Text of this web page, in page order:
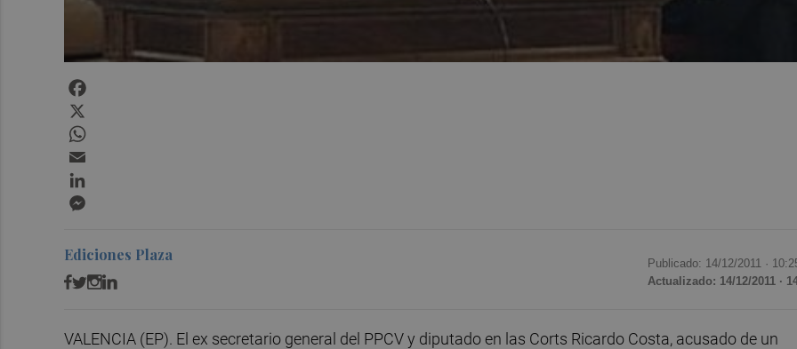
Ediciones Plaza Publicado: 14/12/2011 ·
Actualizado: 14/12/2011 ·
VALENCIA (EP). El ex secretario general del PPCV y diputado en las Corts Ricardo Costa, acusado de un